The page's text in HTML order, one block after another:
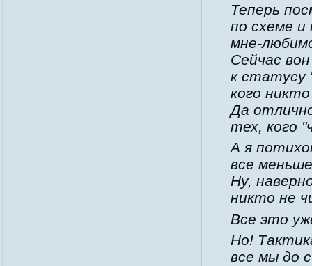
Теперь
по схеме и
мне-
Сейчас
к статусу
кого
Да
тех, кого
А я
все
Ну,
никто не
Все это
Но!
все мы до